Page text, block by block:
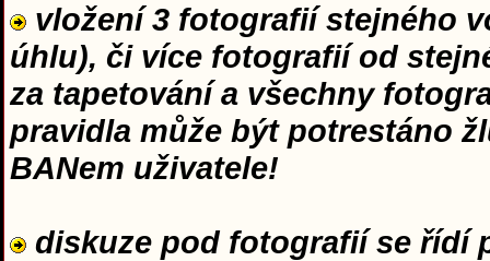
vložení 3 fotografií stejného
úhlu), či více fotografií od
za tapetování a všechny
pravidla může být potrestáno
BANem uživatele!
diskuze pod fotografií se řídí